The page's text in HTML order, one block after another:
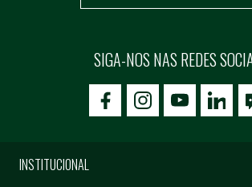
SIGA-NOS NAS REDES
icon-facebookicon-social02icon-social03
INSTITUCIONAL